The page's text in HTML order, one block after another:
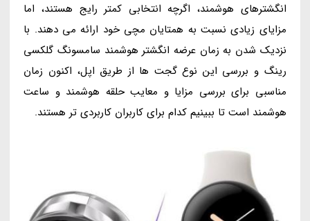
انگشترهای هوشمند، اگرچه انتخابی کمتر رایج هستند، اما
مزایای زیادی نسبت به همتایان مچی خود ارائه می دهند. با
نزدیک شدن به زمان عرضه انگشتر هوشمند سامسونگ گلکسی
رینگ و بررسی این نوع گجت ها از طریق اپل، اکنون زمان
مناسبی برای بررسی مزایا و معایب حلقه هوشمند و ساعت
هوشمند است تا ببینیم کدام برای کاربران کاربردی تر هستند.